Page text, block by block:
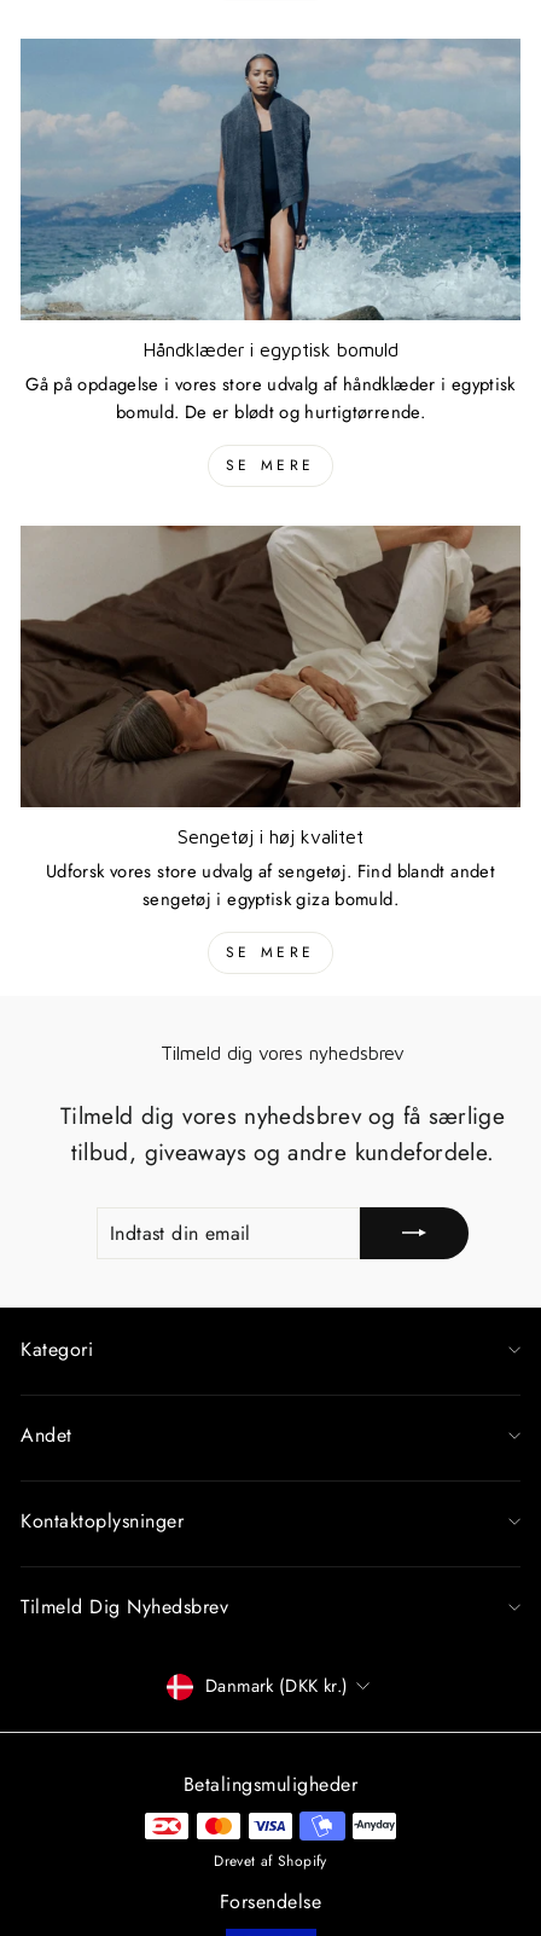
Håndklæder i egyptisk bomuld
Gå på opdagelse i vores store udvalg af håndklæder i egyptisk
bomuld. De er blødt og hurtigtørrende.
SE MERE
Sengetøj i høj kvalitet
Udforsk vores store udvalg af sengetøj. Find blandt andet
sengetøj i egyptisk giza bomuld.
SE MERE
Tilmeld dig vores nyhedsbrev
Tilmeld dig vores nyhedsbrev og få særlige
tilbud, giveaways og andre kundefordele.
EMAIL
Kategori
Andet
Kontaktoplysninger
Tilmeld Dig Nyhedsbrev
Betalingsmiddel
Danmark (DKK kr.)
Betalingsmuligheder
Drevet af Shopify
Forsendelse